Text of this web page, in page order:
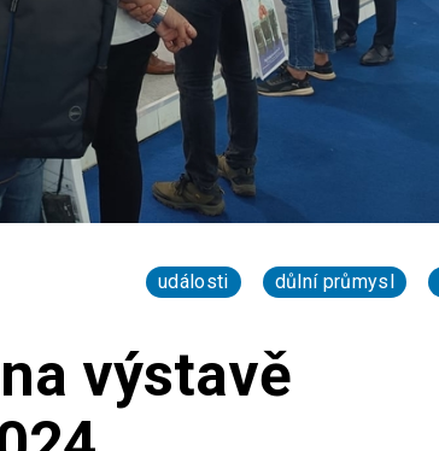
události důlní průmysl
výstavě